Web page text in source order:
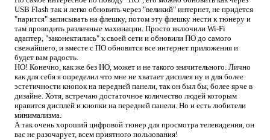
USB Flash так и легко обновить через "великий" интернет, не придется
"парится" записывать на флешку, потом эту флешку нести к тюнеру и
там проводить различные махинации. Просто включили Wi-Fi
адаптер, "законектились" к своей сети и обновили ПО до самого
свежайшего, и вместе с ПО обновятся все интернет приложения и
будет вам радость.
НО! Конечно, как же без НО, может и не такого значительного. Лично
как для себя я определил что мне не хватает дисплея ну и для более
эстетичности кнопок на передней панели, так он был бы, более ярче в
дизайне. Хотя, встречаю достаточное количество людей которым
нравится дисплей и кнопки на передней панели. Но и есть любители
минимализма.
А так очень хороший цифровой тюнер для просмотра телевидения, он
вас не разочарует, всем приятного пользования!